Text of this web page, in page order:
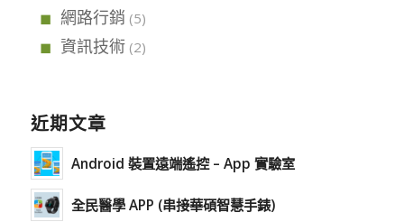
網路行銷 (5)
資訊技術(2)
近期文章
Android 裝置遠端遙控 – App 實驗室
全民醫學 APP (串接華碩智慧手錶)